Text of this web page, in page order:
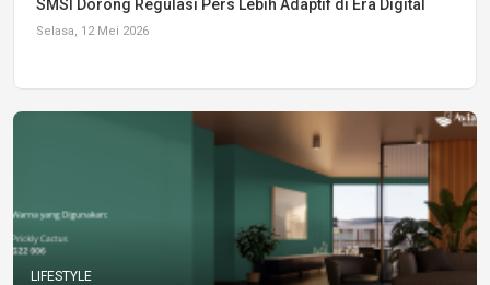
SMSI Dorong Regulasi Pers Lebih Adaptif di Era Digital
Selasa, 12 Mei 2026
LIFESTYLE